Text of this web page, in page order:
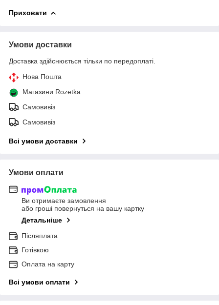
Приховати
Умови доставки
Доставка здійснюється тільки по передоплаті.
Нова Пошта
Магазини Rozetka
Самовивіз
Самовивіз
Всі умови доставки
Умови оплати
Ви отримаєте замовлення
або гроші повернуться на вашу картку
Детальніше
Післяплата
Готівкою
Оплата на карту
Всі умови оплати